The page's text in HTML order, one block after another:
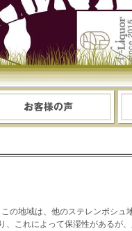
の地域は、他のステレンボシュ
これによって保湿性があるが